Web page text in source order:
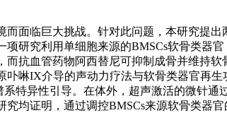
面临巨大挑战。针对此问题，本研究提
研究利用单细胞来源的BMSCs软骨类器
抗血管药物阿西替尼可抑制成骨并维持
啉IX介导的声动力疗法与软骨类器官再
特异性引导。在体外，超声激活的微针
均证明，通过调控BMSCs来源软骨类器